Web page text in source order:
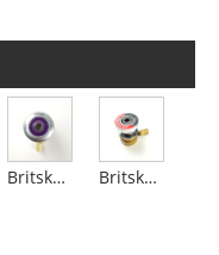
Britské standardní zásuvky AGSS Britské standardní vývody oxidu uhličitého